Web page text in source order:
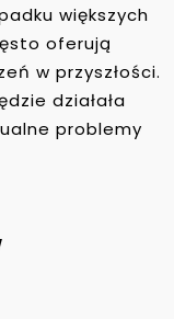
większych
oferują
w przyszłości.
działała
problemy